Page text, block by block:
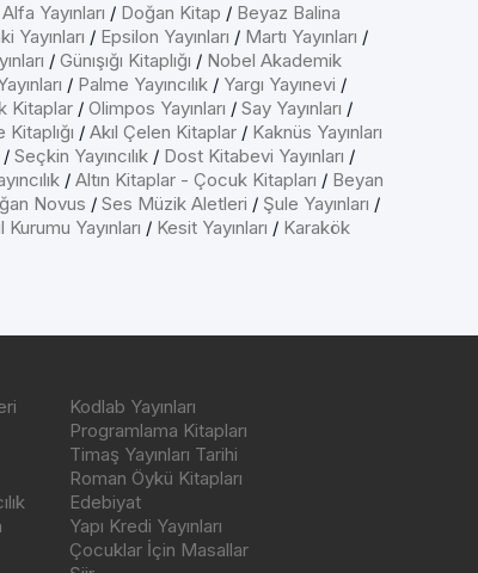
Alfa Yayınları / Doğan Kitap / Beyaz Balina
Yayınları / Epsilon Yayınları / Martı Yayınları /
/ Günışığı Kitaplığı / Nobel Akademik
/ Palme Yayıncılık / Yargı Yayınevi /
Kitaplar / Olimpos Yayınları / Say Yayınları /
/ Akıl Çelen Kitaplar / Kaknüs Yayınları
/ Seçkin Yayıncılık / Dost Kitabevi Yayınları /
/ Altın Kitaplar - Çocuk Kitapları / Beyan
Novus / Ses Müzik Aletleri / Şule Yayınları /
Kurumu Yayınları / Kesit Yayınları / Karakök
Kodlab Yayınları
Programlama Kitapları
Timaş Yayınları Tarihi
Roman Öykü Kitapları
Edebiyat
Yapı Kredi Yayınları
Çocuklar İçin Masallar